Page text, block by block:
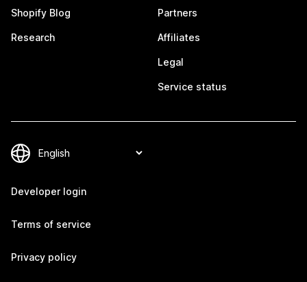
Shopify Blog
Research
Partners
Affiliates
Legal
Service status
Developer login
Terms of service
Privacy policy